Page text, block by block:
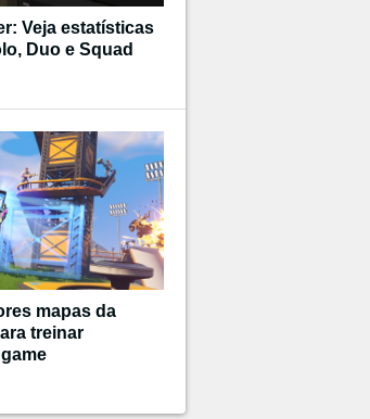
Veja estatísticas
Duo e Squad
mapas da
treinar